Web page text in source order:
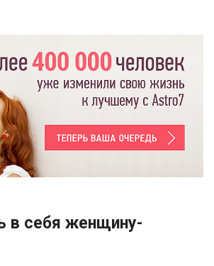
в себя женщину-